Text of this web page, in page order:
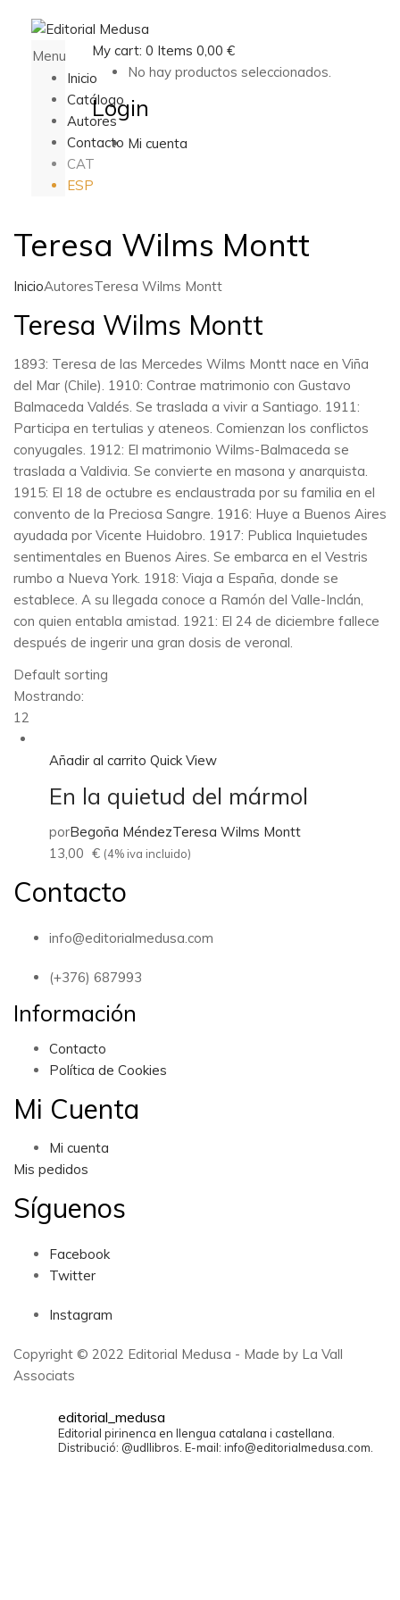
Menu
Inicio
Catálogo
Autores
Contacto
CAT
ESP
My cart: 0 Items 0,00 €
No hay productos seleccionados.
Login
Mi cuenta
Teresa Wilms Montt
InicioAutoresTeresa Wilms Montt
Teresa Wilms Montt
1893: Teresa de las Mercedes Wilms Montt nace en Viña
del Mar (Chile). 1910: Contrae matrimonio con Gustavo
Balmaceda Valdés. Se traslada a vivir a Santiago. 1911:
Participa en tertulias y ateneos. Comienzan los conflictos
conyugales. 1912: El matrimonio Wilms-Balmaceda se
traslada a Valdivia. Se convierte en masona y anarquista.
1915: El 18 de octubre es enclaustrada por su familia en el
convento de la Preciosa Sangre. 1916: Huye a Buenos Aires
ayudada por Vicente Huidobro. 1917: Publica Inquietudes
sentimentales en Buenos Aires. Se embarca en el Vestris
rumbo a Nueva York. 1918: Viaja a España, donde se
establece. A su llegada conoce a Ramón del Valle-Inclán,
con quien entabla amistad. 1921: El 24 de diciembre fallece
después de ingerir una gran dosis de veronal.
Default sorting
Mostrando:
12
Añadir al carrito Quick View
En la quietud del mármol
porBegoña MéndezTeresa Wilms Montt
13,00 € (4% iva incluido)
Contacto
info@editorialmedusa.com
(+376) 687993
Información
Contacto
Política de Cookies
Mi Cuenta
Mi cuenta
Mis pedidos
Síguenos
Facebook
Twitter
Instagram
Copyright © 2022 Editorial Medusa - Made by La Vall
Associats
editorial_medusa
Editorial pirinenca en llengua catalana i castellana.
Distribució: @udllibros. E-mail: info@editorialmedusa.com.